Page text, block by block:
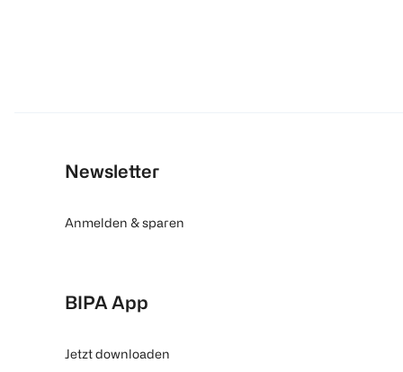
Newsletter
Anmelden & sparen
BIPA App
Jetzt downloaden